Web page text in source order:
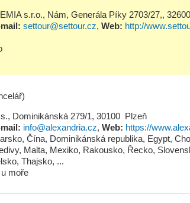
s.r.o., Nám, Generála Píky 2703/27,,
settour@settour.cz, Web: http://
Dominikánská 279/1, 30100 Plzeň
info@alexandria.cz, Web: https://
, Čína, Dominikánská republika, Egypt,
, Malta, Mexiko, Rakousko, Řecko,
, Thajsko, ...
moře